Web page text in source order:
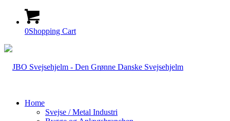
0Shopping Cart
Home
Svejse / Metal Industri